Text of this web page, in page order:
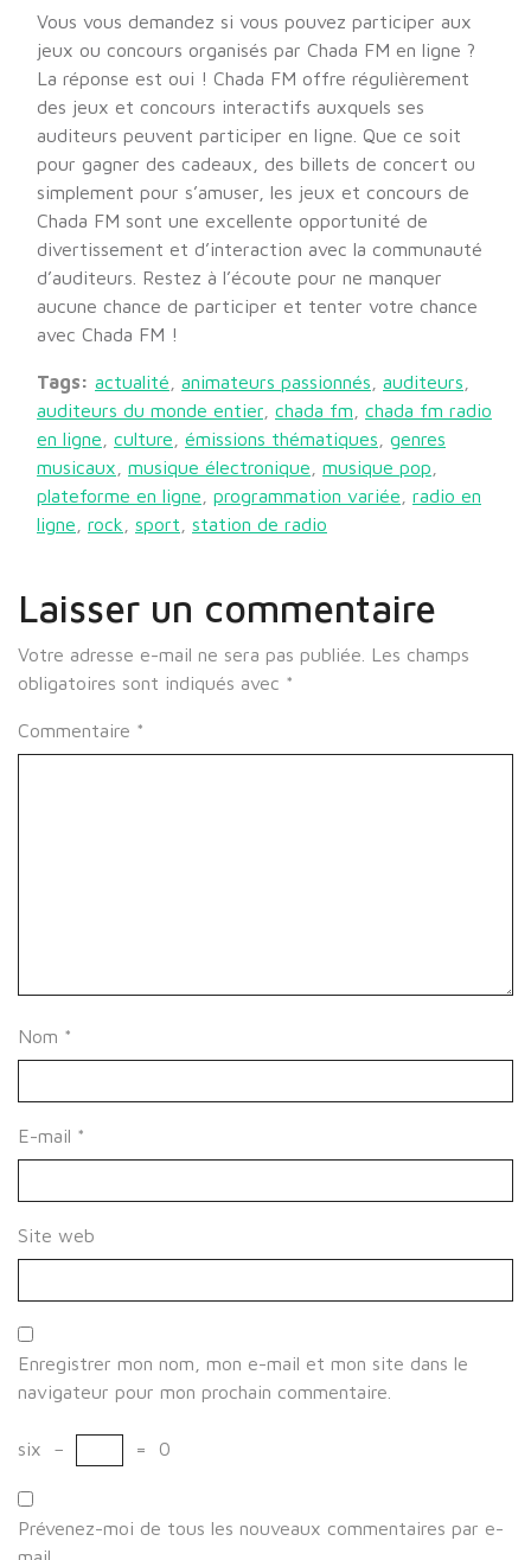
Vous vous demandez si vous pouvez participer aux
jeux ou concours organisés par Chada FM en ligne ?
La réponse est oui ! Chada FM offre régulièrement
des jeux et concours interactifs auxquels ses
auditeurs peuvent participer en ligne. Que ce soit
pour gagner des cadeaux, des billets de concert ou
simplement pour s’amuser, les jeux et concours de
Chada FM sont une excellente opportunité de
divertissement et d’interaction avec la communauté
d’auditeurs. Restez à l’écoute pour ne manquer
aucune chance de participer et tenter votre chance
avec Chada FM !
Tags: actualité animateurs passionnés auditeurs
auditeurs du monde entier chada fm
chada fm radio
en ligne
culture émissions thématiques
genres
musicaux
musique électronique musique pop
plateforme en ligne
programmation variée
radio en
ligne
rock sport station de radio
Laisser un commentaire
Votre adresse e-mail ne sera pas publiée.
Les champs
obligatoires sont indiqués avec *
Commentaire *
Nom *
E-mail *
Site web
Enregistrer mon nom, mon e-mail et mon site dans le
navigateur pour mon prochain commentaire.
six − = 0
Prévenez-moi de tous les nouveaux commentaires par e-